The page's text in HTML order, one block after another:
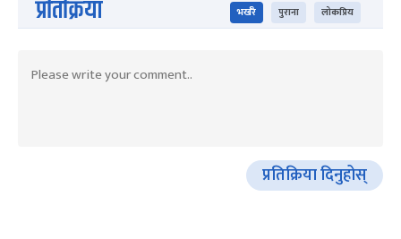
प्रतिक्रिया भर्खरै पुराना लोकप्रिय
प्रतिक्रिया दिनुहोस्